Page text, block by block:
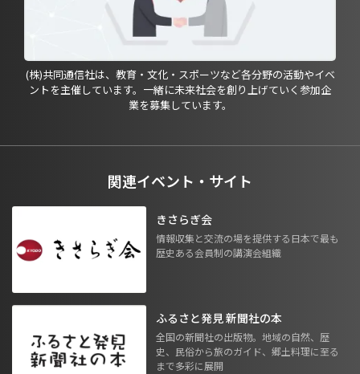
(株)共同通信社は、教育・文化・スポーツなど各分野の活動やイベ
ントを主催しています。一緒に未来社会を創り上げていく参加企
業を募集しています。
関連イベント・サイト
きさらぎ会
情報収集と交流の場を提供する日本で最も
歴史ある会員制の講演会組織
ふるさと発見 新聞社の本
全国の新聞社の出版物。地域の自然、歴
史、民俗から旅のガイド、郷土料理に至る
まで多彩に展開